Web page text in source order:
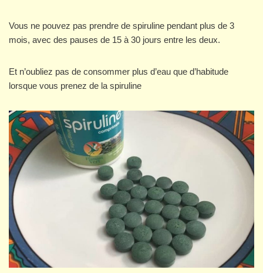
Vous ne pouvez pas prendre de spiruline pendant plus de 3
mois, avec des pauses de 15 à 30 jours entre les deux.
Et n’oubliez pas de consommer plus d’eau que d’habitude
lorsque vous prenez de la spiruline